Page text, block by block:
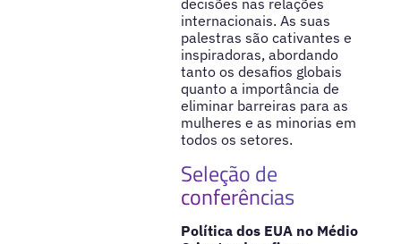
decisões nas relações
internacionais. As suas
palestras são cativantes e
inspiradoras, abordando
tanto os desafios globais
quanto a importância de
eliminar barreiras para as
mulheres e as minorias em
todos os setores.
Seleção de
conferências
Política dos EUA no Médio